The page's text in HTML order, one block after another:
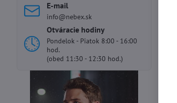
E-mail
info@nebex.sk
Otváracie hodiny
Pondelok - Piatok 8:00 - 16:00
hod.
(obed 11:30 - 12:30 hod.)